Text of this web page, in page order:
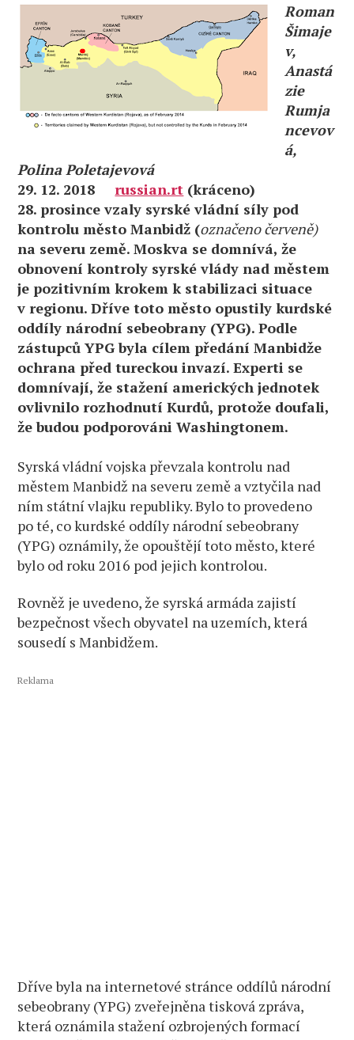
Roman
Šimaje
v,
Anastá
zie
Rumja
ncevov
á,
Polina Poletajevová
29. 12. 2018 russian.rt (kráceno)
28. prosince vzaly syrské vládní síly pod
kontrolu město Manbidž (označeno červeně)
na severu země. Moskva se domnívá, že
obnovení kontroly syrské vlády nad městem
je pozitivním krokem k stabilizaci situace
v regionu. Dříve toto město opustily kurdské
oddíly národní sebeobrany (YPG). Podle
zástupců YPG byla cílem předání Manbidže
ochrana před tureckou invazí. Experti se
domnívají, že stažení amerických jednotek
ovlivnilo rozhodnutí Kurdů, protože doufali,
že budou podporováni Washingtonem.
Syrská vládní vojska převzala kontrolu nad
městem Manbidž na severu země a vztyčila nad
ním státní vlajku republiky. Bylo to provedeno
po té, co kurdské oddíly národní sebeobrany
(YPG) oznámily, že opouštějí toto město, které
bylo od roku 2016 pod jejich kontrolou.
Rovněž je uvedeno, že syrská armáda zajistí
bezpečnost všech obyvatel na uzemích, která
sousedí s Manbidžem.
Reklama
Dříve byla na internetové stránce oddílů národní
sebeobrany (YPG) zveřejněna tisková zpráva,
která oznámila stažení ozbrojených formací